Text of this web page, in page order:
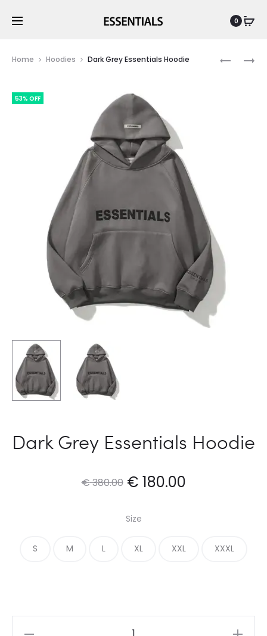
0
BLACK
Home Hoodies Dark Grey Essentials Hoodie
53% OFF
Dark Grey Essentials Hoodie
€380.00 Original
price
€ 180.00Current
Size
S M L XL XXL XXXL